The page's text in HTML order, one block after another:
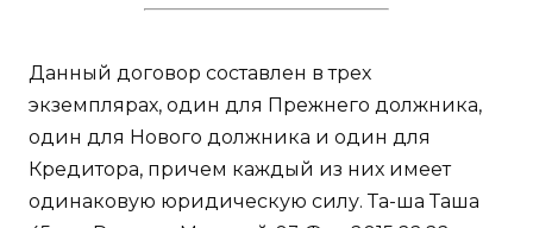
Данный договор составлен в трех
экземплярах, один для Прежнего должника,
один для Нового должника и один для
Кредитора, причем каждый из них имеет
одинаковую юридическую силу. Та-ша Таша